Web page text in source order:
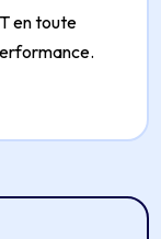
en toute